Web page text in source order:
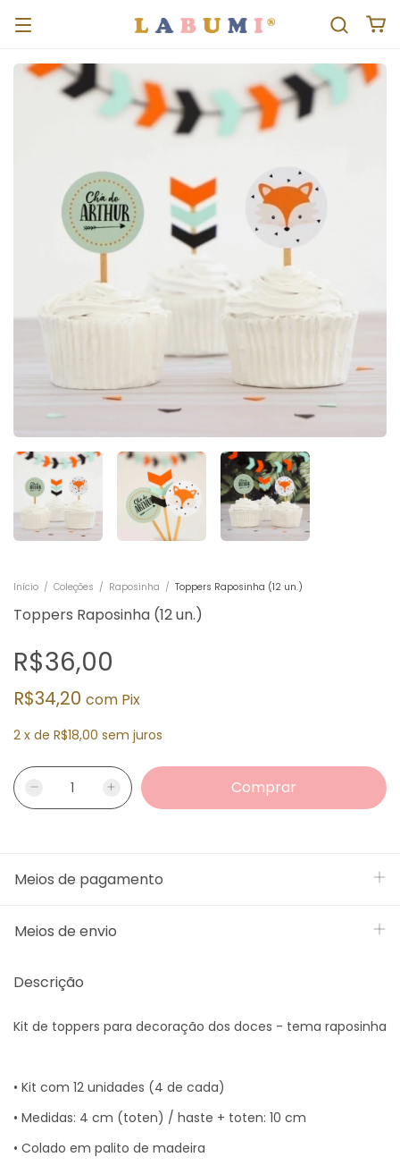
Início / Coleções / Raposinha / Toppers Raposinha (12 un.)
Toppers Raposinha (12 un.)
R$36,00
R$34,20 com Pix
2 x de R$18,00 sem juros
Meios de pagamento
Meios de envio
Descrição
Kit de toppers para decoração dos doces - tema raposinha
• Kit com 12 unidades (4 de cada)
• Medidas: 4 cm (toten) / haste + toten: 10 cm
• Colado em palito de madeira